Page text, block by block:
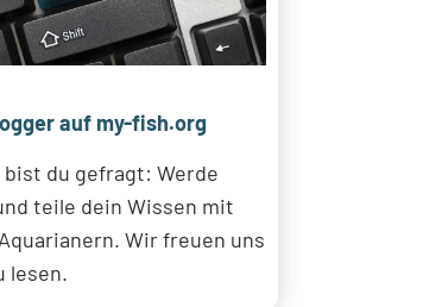
auf my-fish.org
du gefragt: Werde
teile dein Wissen mit
Wir freuen uns
lesen.